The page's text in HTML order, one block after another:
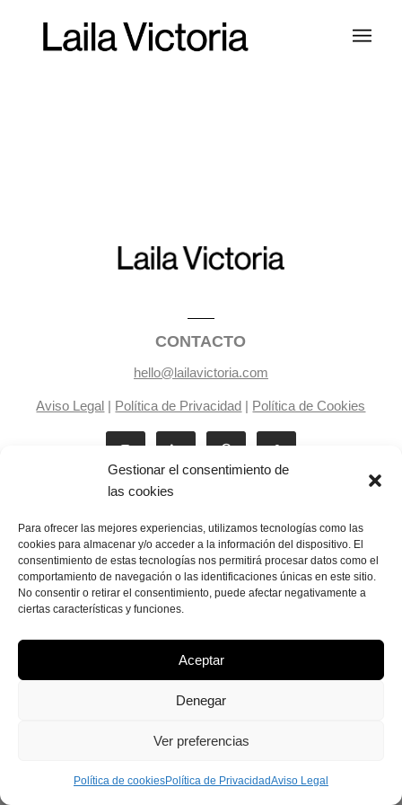
Gestionar el consentimiento de
las cookies
Para ofrecer las mejores experiencias, utilizamos tecnologías como las
cookies para almacenar y/o acceder a la información del dispositivo. El
consentimiento de estas tecnologías nos permitirá procesar datos como el
comportamiento de navegación o las identificaciones únicas en este sitio.
No consentir o retirar el consentimiento, puede afectar negativamente a
ciertas características y funciones.
Aceptar
Denegar
Ver preferencias
Política de cookiesPolítica de PrivacidadAviso Legal
CONTACTO
hello@lailavictoria.com
Aviso Legal | Política de Privacidad | Política de Cookies
Laila Victoria © copyright 2025